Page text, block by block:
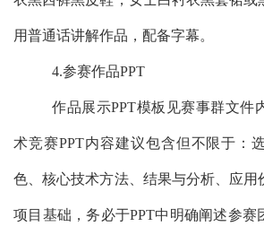
用普通话讲解作品，配备字幕。
4.参赛作品PPT
作品展示PPT模板见赛事群文件
术竞赛PPT内容建议包含但不限于：
色、核心技术方法、结果与分析、应用
项目基础，务必于PPT中明确阐述参赛